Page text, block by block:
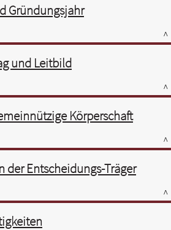
Gründungsjahr
^
und Leitbild
^
Körperschaft
^
der Entscheidungs-Träger
^